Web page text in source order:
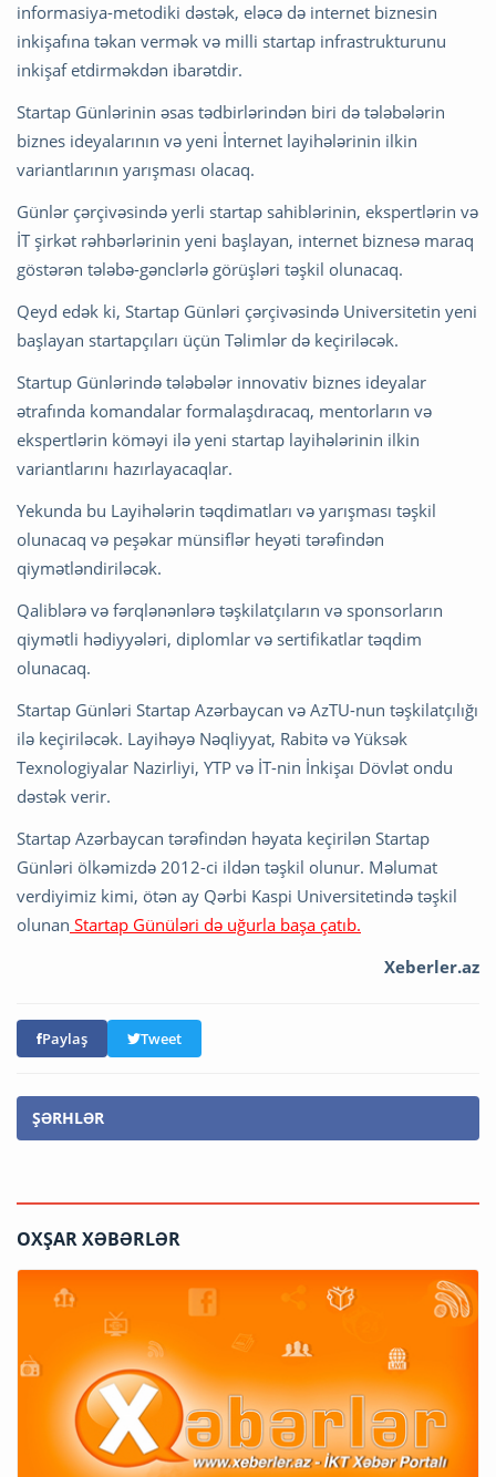
informasiya-metodiki dəstək, eləcə də internet biznesin
inkişafına təkan vermək və milli startap infrastrukturunu
inkişaf etdirməkdən ibarətdir.
Startap Günlərinin əsas tədbirlərindən biri də tələbələrin
biznes ideyalarının və yeni İnternet layihələrinin ilkin
variantlarının yarışması olacaq.
Günlər çərçivəsində yerli startap sahiblərinin, ekspertlərin və
İT şirkət rəhbərlərinin yeni başlayan, internet biznesə maraq
göstərən tələbə-gənclərlə görüşləri təşkil olunacaq.
Qeyd edək ki, Startap Günləri çərçivəsində Universitetin yeni
başlayan startapçıları üçün Təlimlər də keçiriləcək.
Startup Günlərində tələbələr innovativ biznes ideyalar
ətrafında komandalar formalaşdıracaq, mentorların və
ekspertlərin köməyi ilə yeni startap layihələrinin ilkin
variantlarını hazırlayacaqlar.
Yekunda bu Layihələrin təqdimatları və yarışması təşkil
olunacaq və peşəkar münsiflər heyəti tərəfindən
qiymətləndiriləcək.
Qaliblərə və fərqlənənlərə təşkilatçıların və sponsorların
qiymətli hədiyyələri, diplomlar və sertifikatlar təqdim
olunacaq.
Startap Günləri Startap Azərbaycan və AzTU-nun təşkilatçılığı
ilə keçiriləcək. Layihəyə Nəqliyyat, Rabitə və Yüksək
Texnologiyalar Nazirliyi, YTP və İT-nin İnkişaı Dövlət ondu
dəstək verir.
Startap Azərbaycan tərəfindən həyata keçirilən Startap
Günləri ölkəmizdə 2012-ci ildən təşkil olunur. Məlumat
verdiyimiz kimi, ötən ay Qərbi Kaspi Universitetində təşkil
olunan Startap Günüləri də uğurla başa çatıb.
Xeberler.az
Paylaş Tweet
ŞƏRHLƏR
OXŞAR XƏBƏRLƏR